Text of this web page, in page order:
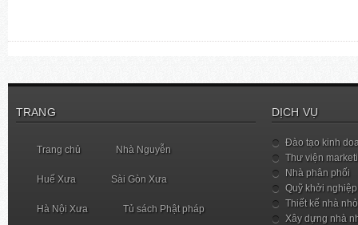
TRANG
Trang chủ Nhà Nguyễn
Huế Xưa Sài Gòn Xưa
Hà Nội Xưa Tủ sách Phật pháp
DỊCH VỤ
Đào tạo kinh
Thư viện
Nhà phân phối
Quỹ khởi nghiệp
Thiết kế nhà nhỏ
Xây dựng nhà